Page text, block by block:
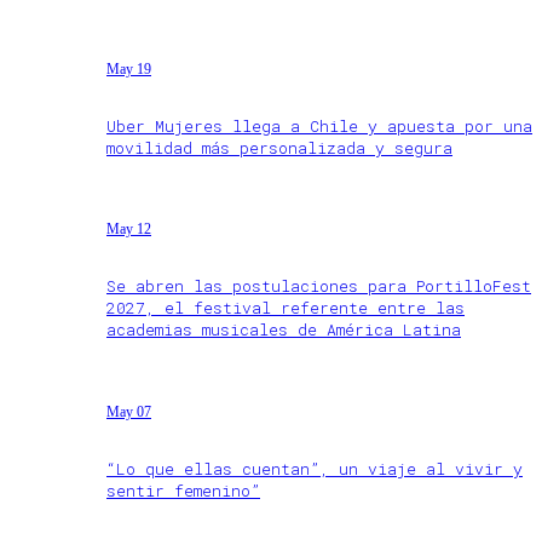
May 19
Uber Mujeres llega a Chile y apuesta por una
movilidad más personalizada y segura
May 12
Se abren las postulaciones para PortilloFest
2027, el festival referente entre las
academias musicales de América Latina
May 07
“Lo que ellas cuentan”, un viaje al vivir y
sentir femenino”